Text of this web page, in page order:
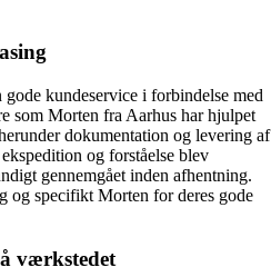
kundeservice i forbindelse med
som Morten fra Aarhus har hjulpet
dokumentation og levering af
og forståelse blev
gennemgået inden afhentning.
og specifikt Morten for deres gode
værkstedet